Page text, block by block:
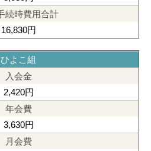
16,830円
ひよこ組
2,420円
3,630円